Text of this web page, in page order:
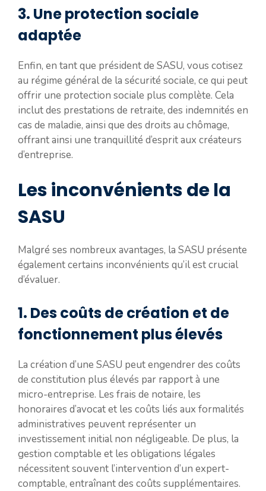
3. Une protection sociale
adaptée
Enfin, en tant que président de SASU, vous cotisez
au régime général de la sécurité sociale, ce qui peut
offrir une protection sociale plus complète. Cela
inclut des prestations de retraite, des indemnités en
cas de maladie, ainsi que des droits au chômage,
offrant ainsi une tranquillité d’esprit aux créateurs
d’entreprise.
Les inconvénients de la
SASU
Malgré ses nombreux avantages, la SASU présente
également certains inconvénients qu’il est crucial
d’évaluer.
1. Des coûts de création et de
fonctionnement plus élevés
La création d’une SASU peut engendrer des coûts
de constitution plus élevés par rapport à une
micro-entreprise. Les frais de notaire, les
honoraires d’avocat et les coûts liés aux formalités
administratives peuvent représenter un
investissement initial non négligeable. De plus, la
gestion comptable et les obligations légales
nécessitent souvent l’intervention d’un expert-
comptable, entraînant des coûts supplémentaires.